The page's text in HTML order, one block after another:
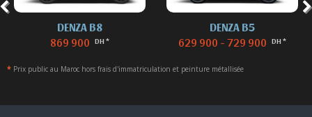
DENZA B8
869 900 DH *
DENZA B5
629 900 - 729 900 DH *
* Prix public au Maroc hors frais d'immatriculation et peinture métallisée